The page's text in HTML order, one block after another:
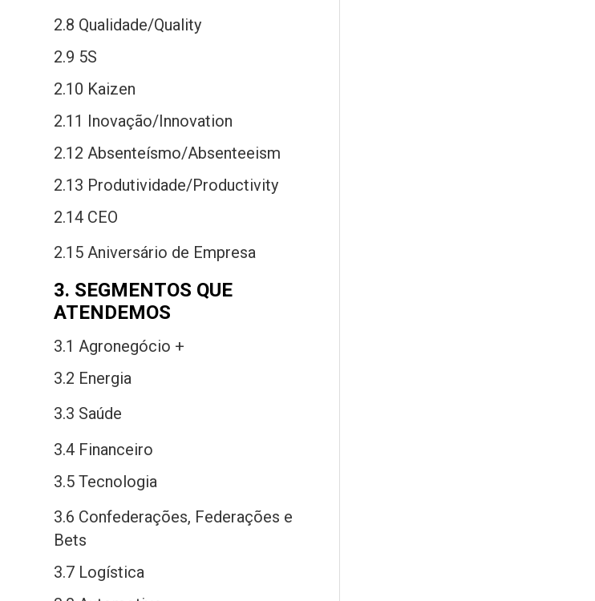
2.8 Qualidade/Quality
2.9 5S
2.10 Kaizen
2.11 Inovação/Innovation
2.12 Absenteísmo/Absenteeism
2.13 Produtividade/Productivity
2.14 CEO
2.15 Aniversário de Empresa
3. SEGMENTOS QUE
ATENDEMOS
3.1 Agronegócio +
3.2 Energia
3.3 Saúde
3.4 Financeiro
3.5 Tecnologia
3.6 Confederações, Federações e
Bets
3.7 Logística